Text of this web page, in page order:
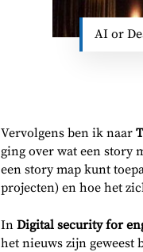
AI or
Vervolgens ben ik naar
ging over wat een story
een story map kunt
projecten) en hoe het
In Digital security for
het nieuws zijn geweest